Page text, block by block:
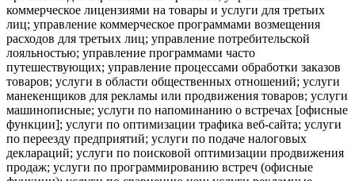
коммерческое лицензиями на товары и услуги для третьих
лиц; управление коммерческое программами возмещения
расходов для третьих лиц; управление потребительской
лояльностью; управление программами часто
путешествующих; управление процессами обработки заказов
товаров; услуги в области общественных отношений; услуги
манекенщиков для рекламы или продвижения товаров; услуги
машинописные; услуги по напоминанию о встречах [офисные
функции]; услуги по оптимизации трафика веб-сайта; услуги
по переезду предприятий; услуги по подаче налоговых
деклараций; услуги по поисковой оптимизации продвижения
продаж; услуги по программированию встреч (офисные